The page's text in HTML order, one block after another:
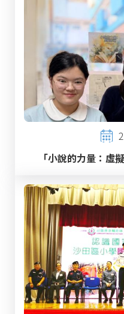
「小說的力量：虛